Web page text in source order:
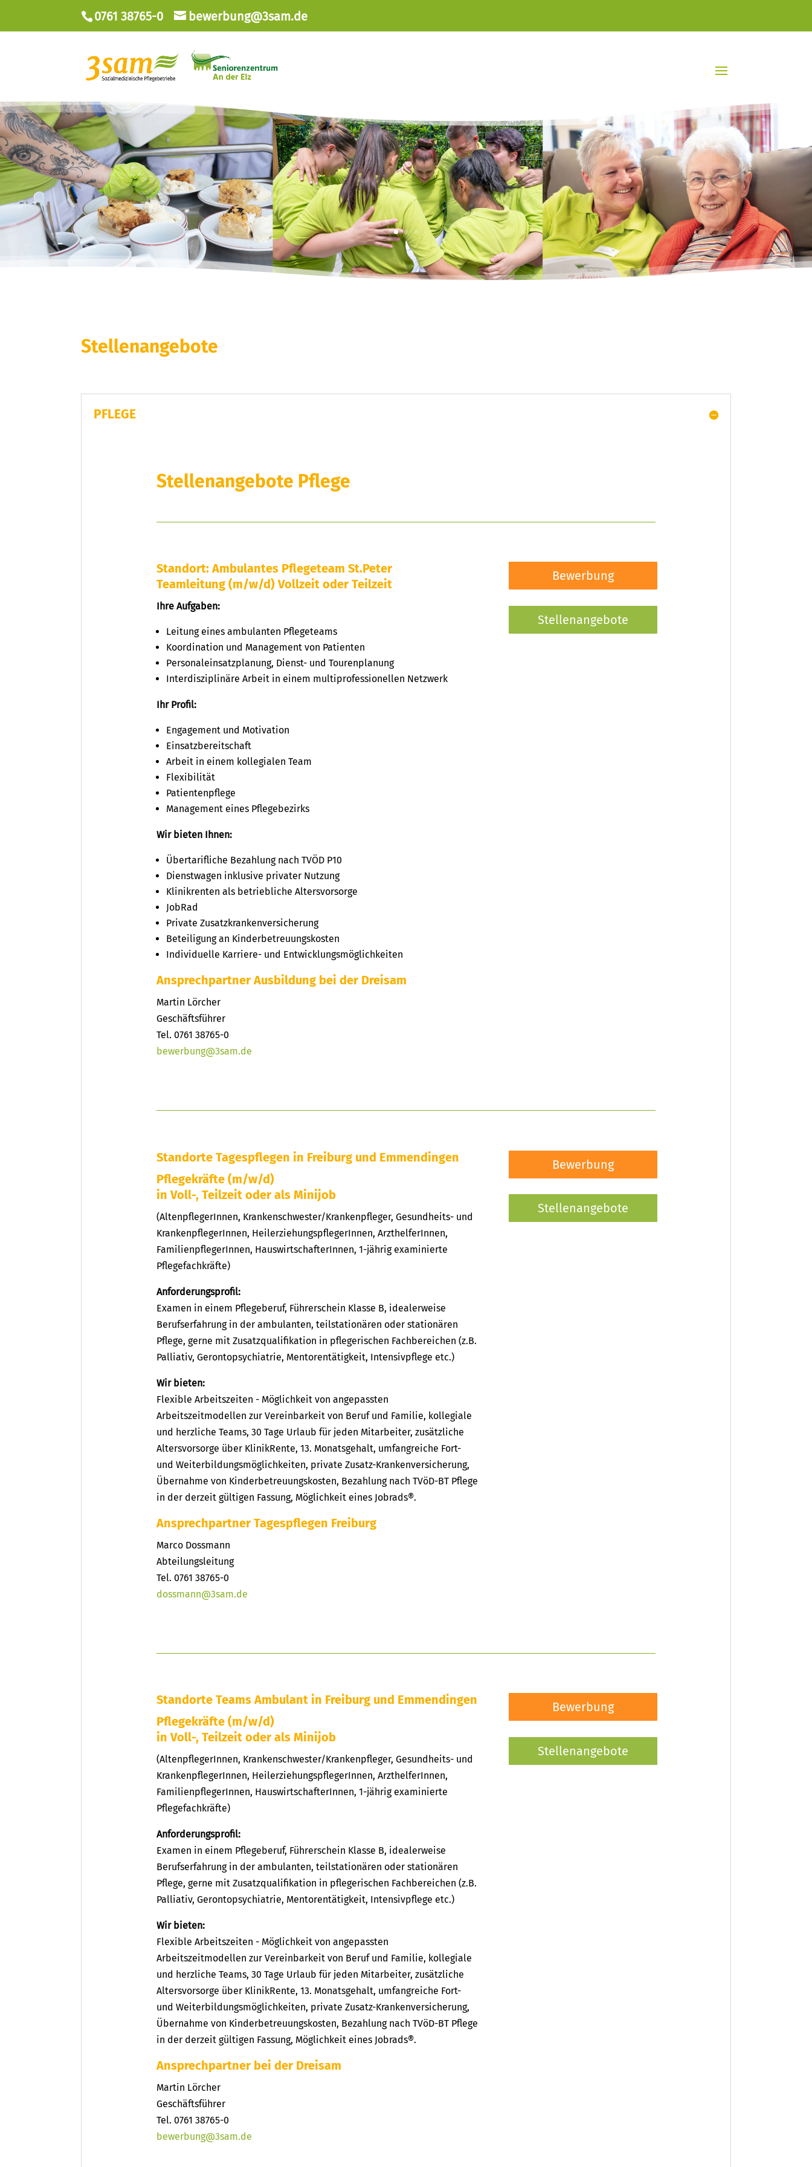
0761 38765-0 bewerbung@3sam.de
Stellenangebote
PFLEGE
Stellenangebote Pflege
Standort: Ambulantes Pflegeteam St.Peter
Teamleitung (m/w/d) Vollzeit oder Teilzeit
Ihre Aufgaben:
Leitung eines ambulanten Pflegeteams
Koordination und Management von Patienten
Personaleinsatzplanung, Dienst- und Tourenplanung
Interdisziplinäre Arbeit in einem multiprofessionellen Netzwerk
Ihr Profil:
Engagement und Motivation
Einsatzbereitschaft
Arbeit in einem kollegialen Team
Flexibilität
Patientenpflege
Management eines Pflegebezirks
Wir bieten Ihnen:
Übertarifliche Bezahlungnach TVÖD P10
Dienstwagen inklusive privater Nutzung
Klinikrenten als betriebliche Altersvorsorge
JobRad
Private Zusatzkrankenversicherung
Beteiligung an Kinderbetreuungskosten
Individuelle Karriere- und Entwicklungsmöglichkeiten
Ansprechpartner Ausbildung bei der Dreisam
Martin Lörcher
Geschäftsführer
Tel. 0761 38765-0
bewerbung@3sam.de
Bewerbung
Stellenangebote
Standorte Tagespflegen in Freiburg und Emmendingen
Pflegekräfte (m/w/d)
in Voll-, Teilzeit oder als Minijob
(AltenpflegerInnen, Krankenschwester/Krankenpfleger, Gesundheits- und
KrankenpflegerInnen, HeilerziehungspflegerInnen, ArzthelferInnen,
FamilienpflegerInnen, HauswirtschafterInnen, 1-jährig examinierte
Pflegefachkräfte)
Anforderungsprofil:
Examen in einem Pflegeberuf, Führerschein Klasse B, idealerweise
Berufserfahrung in der ambulanten, teilstationären oder stationären
Pflege, gerne mit Zusatzqualifikation in pflegerischen Fachbereichen (z.B.
Palliativ, Gerontopsychiatrie, Mentorentätigkeit, Intensivpflege etc.)
Wir bieten:
Flexible Arbeitszeiten - Möglichkeit von angepassten
Arbeitszeitmodellen zur Vereinbarkeit von Beruf und Familie, kollegiale
und herzliche Teams, 30 Tage Urlaub für jeden Mitarbeiter, zusätzliche
Altersvorsorge über KlinikRente, 13. Monatsgehalt, umfangreiche Fort-
und Weiterbildungsmöglichkeiten, private Zusatz-Krankenversicherung,
Übernahme von Kinderbetreuungskosten, Bezahlung nach TVöD-BT Pflege
in der derzeit gültigen Fassung, Möglichkeit eines Jobrads®.
Ansprechpartner Tagespflegen Freiburg
Marco Dossmann
Abteilungsleitung
Tel. 0761 38765-0
dossmann@3sam.de
Bewerbung
Stellenangebote
Standorte Teams Ambulant in Freiburg und Emmendingen
Pflegekräfte (m/w/d)
in Voll-, Teilzeit oder als Minijob
(AltenpflegerInnen, Krankenschwester/Krankenpfleger, Gesundheits- und
KrankenpflegerInnen, HeilerziehungspflegerInnen, ArzthelferInnen,
FamilienpflegerInnen, HauswirtschafterInnen, 1-jährig examinierte
Pflegefachkräfte)
Anforderungsprofil:
Examen in einem Pflegeberuf, Führerschein Klasse B, idealerweise
Berufserfahrung in der ambulanten, teilstationären oder stationären
Pflege, gerne mit Zusatzqualifikation in pflegerischen Fachbereichen (z.B.
Palliativ, Gerontopsychiatrie, Mentorentätigkeit, Intensivpflege etc.)
Wir bieten:
Flexible Arbeitszeiten - Möglichkeit von angepassten
Arbeitszeitmodellen zur Vereinbarkeit von Beruf und Familie, kollegiale
und herzliche Teams, 30 Tage Urlaub für jeden Mitarbeiter, zusätzliche
Altersvorsorge über KlinikRente, 13. Monatsgehalt, umfangreiche Fort-
und Weiterbildungsmöglichkeiten, private Zusatz-Krankenversicherung,
Übernahme von Kinderbetreuungskosten, Bezahlung nach TVöD-BT Pflege
in der derzeit gültigen Fassung, Möglichkeit eines Jobrads®.
Ansprechpartner bei der Dreisam
Martin Lörcher
Geschäftsführer
Tel. 0761 38765-0
bewerbung@3sam.de
Bewerbung
Stellenangebote